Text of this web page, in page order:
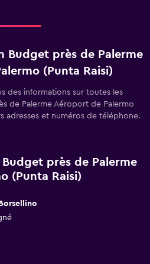
Budget près de Palerme
(Punta Raisi)
des informations sur toutes les
de Palerme Aéroport de Palermo
adresses et numéros de téléphone.
près de Palerme
(Punta Raisi)